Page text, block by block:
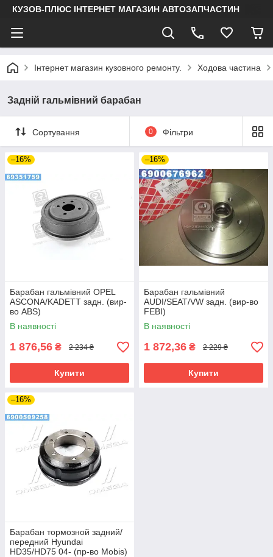
КУЗОВ-ПЛЮС ІНТЕРНЕТ МАГАЗИН АВТОЗАПЧАСТИН
Інтернет магазин кузовного ремонту. Ходова частина
Задній гальмівний барабан
Сортування 0 Фільтри
–16%
Барабан гальмівний OPEL
ASCONA/KADETT задн. (вир-
во ABS)
В наявності
1 876,56 ₴ 2 234 ₴
Купити
–16%
Барабан гальмівний
AUDI/SEAT/VW задн. (вир-во
FEBI)
В наявності
1 872,36 ₴ 2 229 ₴
Купити
–16%
Барабан тормозной задний/
передний Hyundai
HD35/HD75 04- (пр-во Mobis)